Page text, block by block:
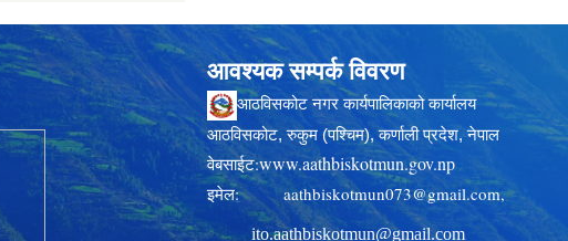
आवश्यक सम्पर्क विवरण
आठविसकोट नगर कार्यपालिकाको कार्यालय
आठविसकोट, रुकुम (पश्चिम), कर्णाली प्रदेश, नेपाल
वेबसाईट:www.aathbiskotmun.gov.np
इमेल: aathbiskotmun073@gmail.com,
ito.aathbiskotmun@gmail.com